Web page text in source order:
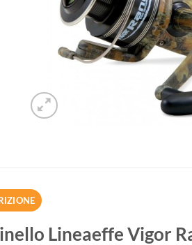
Lineaeffe Vigor